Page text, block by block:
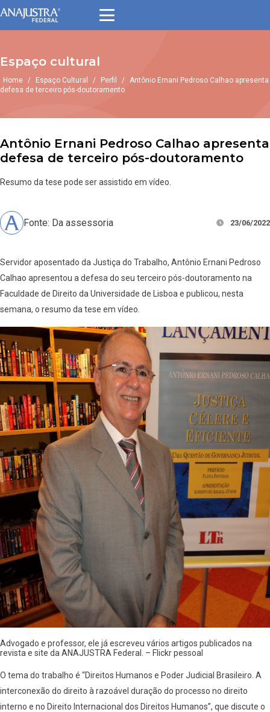
Espaço cultural
Home / Espaço Cultural / Perfil / Antônio Ernani Pedroso Calhao apresenta
defesa de terceiro pós-doutoramento
Antônio Ernani Pedroso Calhao apresenta
defesa de terceiro pós-doutoramento
Resumo da tese pode ser assistido em vídeo.
Fonte: Da assessoria 23/06/2022
Servidor aposentado da Justiça do Trabalho, Antônio Ernani Pedroso
Calhao apresentou a defesa do seu terceiro pós-doutoramento na
Faculdade de Direito da Universidade de Lisboa e publicou, nesta
semana, o resumo da tese em vídeo.
Advogado e professor, ele já escreveu vários artigos publicados na
revista e site da ANAJUSTRA Federal. – Flickr pessoal
O tema do trabalho é “Direitos Humanos e Poder Judicial Brasileiro. A
interconexão do direito à razoável duração do processo no direito
interno e no Direito Internacional dos Direitos Humanos”, que discute o